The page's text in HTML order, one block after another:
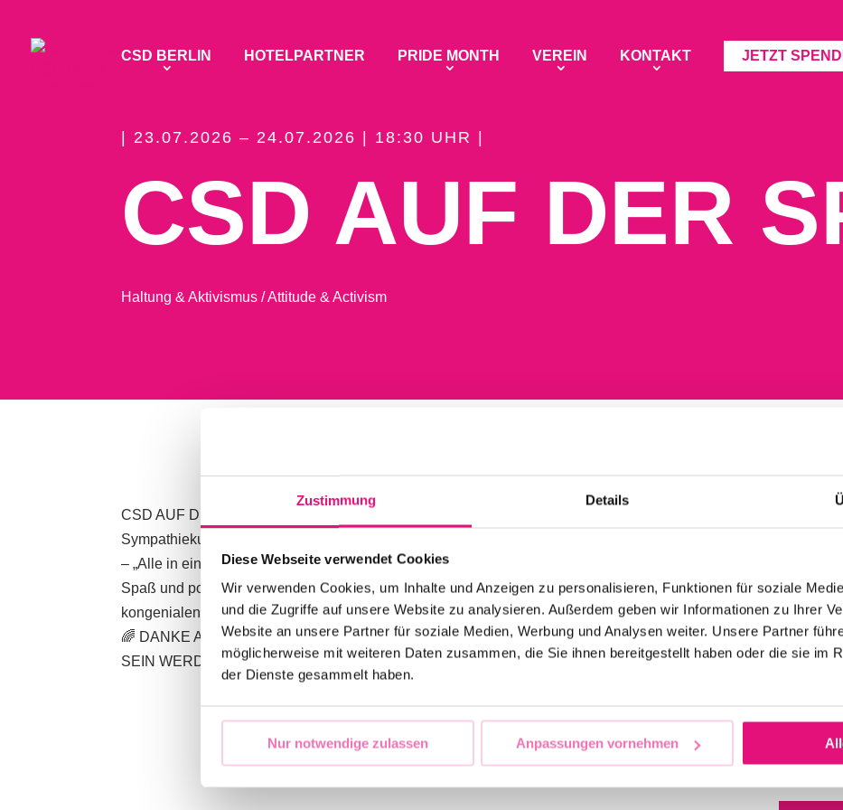
Zustimmung Details
Diese Webseite verwendet Cookies
Wir verwenden Cookies, um Inhalte und Anzeigen zu personalisieren, Funktionen für soziale
und die Zugriffe auf unsere Website zu analysieren. Außerdem geben wir Informationen zu Ihrer
Website an unsere Partner für soziale Medien, Werbung und Analysen weiter. Unsere Partner
möglicherweise mit weiteren Daten zusammen, die Sie ihnen bereitgestellt haben oder die sie im
der Dienste gesammelt haben.
Nur notwendige zulassen Anpassungen vornehmen
CSD BERLIN HOTELPARTNER PRIDE MONTH VEREIN KONTAKT JETZT
| 23.07.2026 – 24.07.2026 | 18:30 UHR |
CSD AUF DER
Haltung & Aktivismus / Attitude & Activism
CSD AUF DER SPREE, Darling der CSD-Saison, war von Anfang an eine Berliner
Sympathiekundgebung mit dem Anspruch queere und offene Menschen miteinander zu verbinden
– „Alle in einem Boot“
Spaß und politisches Bewusstsein, Sichtbarkeit und Puschelalaaarm, sind Symbol einer
kongenialen Sightseeing-Tour kurz vor dem CSD-Demo-Wochenende.
🌈 DANKE AN ALLE, DIE DIESES JAHR WIEDER TEIL DES GEMEINSAMEN ERLEBNISSES
SEIN WERDEN! 🌈
WANN
WO
2,